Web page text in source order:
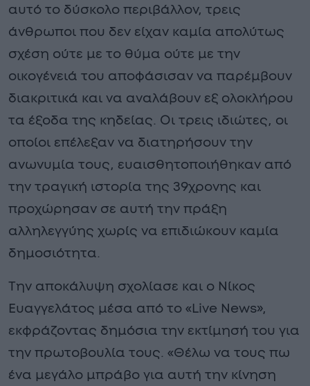
αυτό το δύσκολο περιβάλλον, τρεις
άνθρωποι που δεν είχαν καμία απολύτως
σχέση ούτε με το θύμα ούτε με την
οικογένειά του αποφάσισαν να παρέμβουν
διακριτικά και να αναλάβουν εξ ολοκλήρου
τα έξοδα της κηδείας. Οι τρεις ιδιώτες, οι
οποίοι επέλεξαν να διατηρήσουν την
ανωνυμία τους, ευαισθητοποιήθηκαν από
την τραγική ιστορία της 39χρονης και
προχώρησαν σε αυτή την πράξη
αλληλεγγύης χωρίς να επιδιώκουν καμία
δημοσιότητα.
Την αποκάλυψη σχολίασε και ο Νίκος
Ευαγγελάτος μέσα από το «Live News»,
εκφράζοντας δημόσια την εκτίμησή του για
την πρωτοβουλία τους. «Θέλω να τους πω
ένα μεγάλο μπράβο για αυτή την κίνηση